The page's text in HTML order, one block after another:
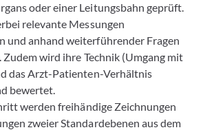
oder einer Leitungsbahn geprüft.
relevante Messungen
und anhand weiterführender Fragen
wird ihre Technik (Umgang mit
das Arzt-Patienten-Verhältnis
bewertet.
werden freihändige Zeichnungen
zweier Standardebenen aus dem